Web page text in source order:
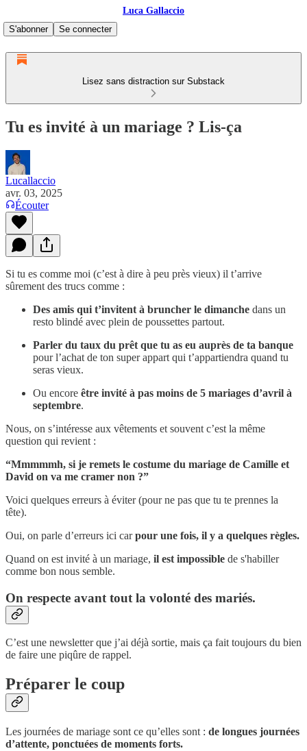
Luca Gallaccio
S'abonner
Se connecter
Lisez sans distraction sur Substack
Tu es invité à un mariage ? Lis-ça
Lucallaccio
avr. 03, 2025
Écouter
Si tu es comme moi (c’est à dire à peu près vieux) il t’arrive
sûrement des trucs comme :
Des amis qui t’invitent à bruncher le dimanche dans un
resto blindé avec plein de poussettes partout.
Parler du taux du prêt que tu as eu auprès de ta banque
pour l’achat de ton super appart qui t’appartiendra quand tu
seras vieux.
Ou encore être invité à pas moins de 5 mariages d’avril à
septembre.
Nous, on s’intéresse aux vêtements et souvent c’est la même
question qui revient :
“Mmmmmh, si je remets le costume du mariage de Camille et
David on va me cramer non ?”
Voici quelques erreurs à éviter (pour ne pas que tu te prennes la
tête).
Oui, on parle d’erreurs ici carpour une fois, il y a quelques règles.
Quand on est invité à un mariage, il est impossible de s'habiller
comme bon nous semble.
On respecte avant tout la volonté des mariés.
C’est une newsletter que j’ai déjà sortie, mais ça fait toujours du bien
de faire une piqûre de rappel.
Préparer le coup
Les journées de mariage sont ce qu’elles sont : de longues journées
d’attente, ponctuées de moments forts.